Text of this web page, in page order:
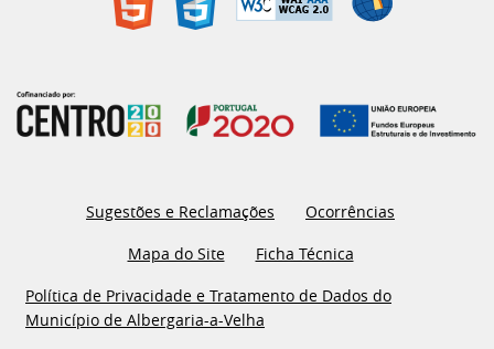
Sugestões e Reclamações
Ocorrências
Mapa do Site
Ficha Técnica
Política de Privacidade e Tratamento de Dados do
Município de Albergaria-a-Velha